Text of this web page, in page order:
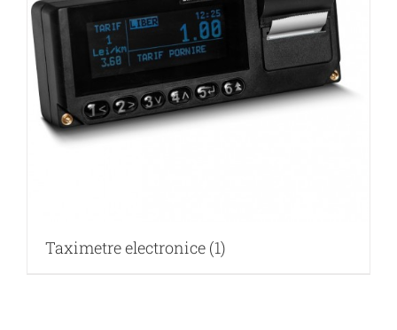
Taximetre electronice (1)